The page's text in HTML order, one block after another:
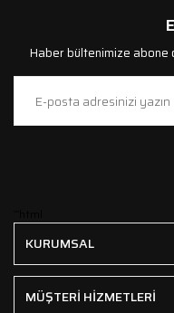
Haber bültenimize abone
KURUMSAL
MÜŞTERİ HİZMETLERİ